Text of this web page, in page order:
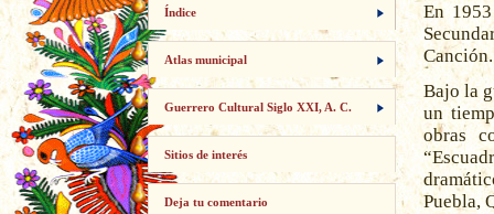
Índice
Atlas municipal
Guerrero Cultural Siglo XXI, A. C.
Sitios de interés
Deja tu comentario
En
Canción.
Bajo la
un
obras
Puebla,